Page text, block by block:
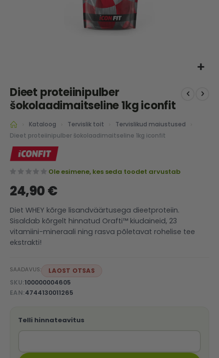
to
the
beginning
of
the
gallery
Dieet proteiinipulber
šokolaadimaitseline 1kg iconfit
Kataloog Tervislik toit
Tervislikud maiustused
Dieet proteiinipulber šokolaadimaitseline 1kg iconfit
Ole esimene, kes seda toodet arvustab
24,90 €
Diet WHEY kõrge lisandväärtusega dieetproteiin.
Sisaldab kõrgelt hinnatud Orafti™ kiudaineid, 23
vitamiini-mineraali ning rasva põletavat rohelise tee
ekstrakti!
SAADAVUS:
LAOST OTSAS
SKU 100000004605
EAN 4744130011265
Telli hinnateavitus